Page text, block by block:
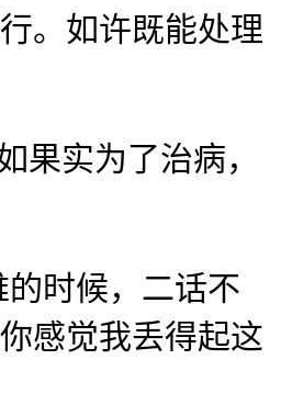
。如许既能处理
实为了治病，
时候，二话不
感觉我丢得起这